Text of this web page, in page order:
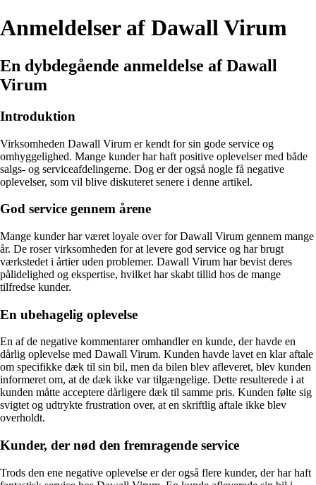
Anmeldelser af Dawall Virum
En dybdegående anmeldelse af Dawall
Virum
Introduktion
Virksomheden Dawall Virum er kendt for sin gode service og
omhyggelighed. Mange kunder har haft positive oplevelser med både
salgs- og serviceafdelingerne. Dog er der også nogle få negative
oplevelser, som vil blive diskuteret senere i denne artikel.
God service gennem årene
Mange kunder har været loyale over for Dawall Virum gennem mange
år. De roser virksomheden for at levere god service og har brugt
værkstedet i årtier uden problemer. Dawall Virum har bevist deres
pålidelighed og ekspertise, hvilket har skabt tillid hos de mange
tilfredse kunder.
En ubehagelig oplevelse
En af de negative kommentarer omhandler en kunde, der havde en
dårlig oplevelse med Dawall Virum. Kunden havde lavet en klar aftale
om specifikke dæk til sin bil, men da bilen blev afleveret, blev kunden
informeret om, at de dæk ikke var tilgængelige. Dette resulterede i at
kunden måtte acceptere dårligere dæk til samme pris. Kunden følte sig
svigtet og udtrykte frustration over, at en skriftlig aftale ikke blev
overholdt.
Kunder, der nød den fremragende service
Trods den ene negative oplevelse er der også flere kunder, der har haft